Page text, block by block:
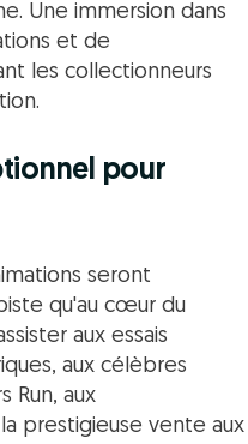
Une immersion dans
et de
les collectionneurs
pour
seront
qu'au cœur du
aux essais
aux célèbres
Run, aux
prestigieuse vente aux